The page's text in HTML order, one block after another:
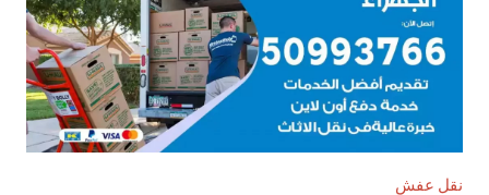
نقل عفش